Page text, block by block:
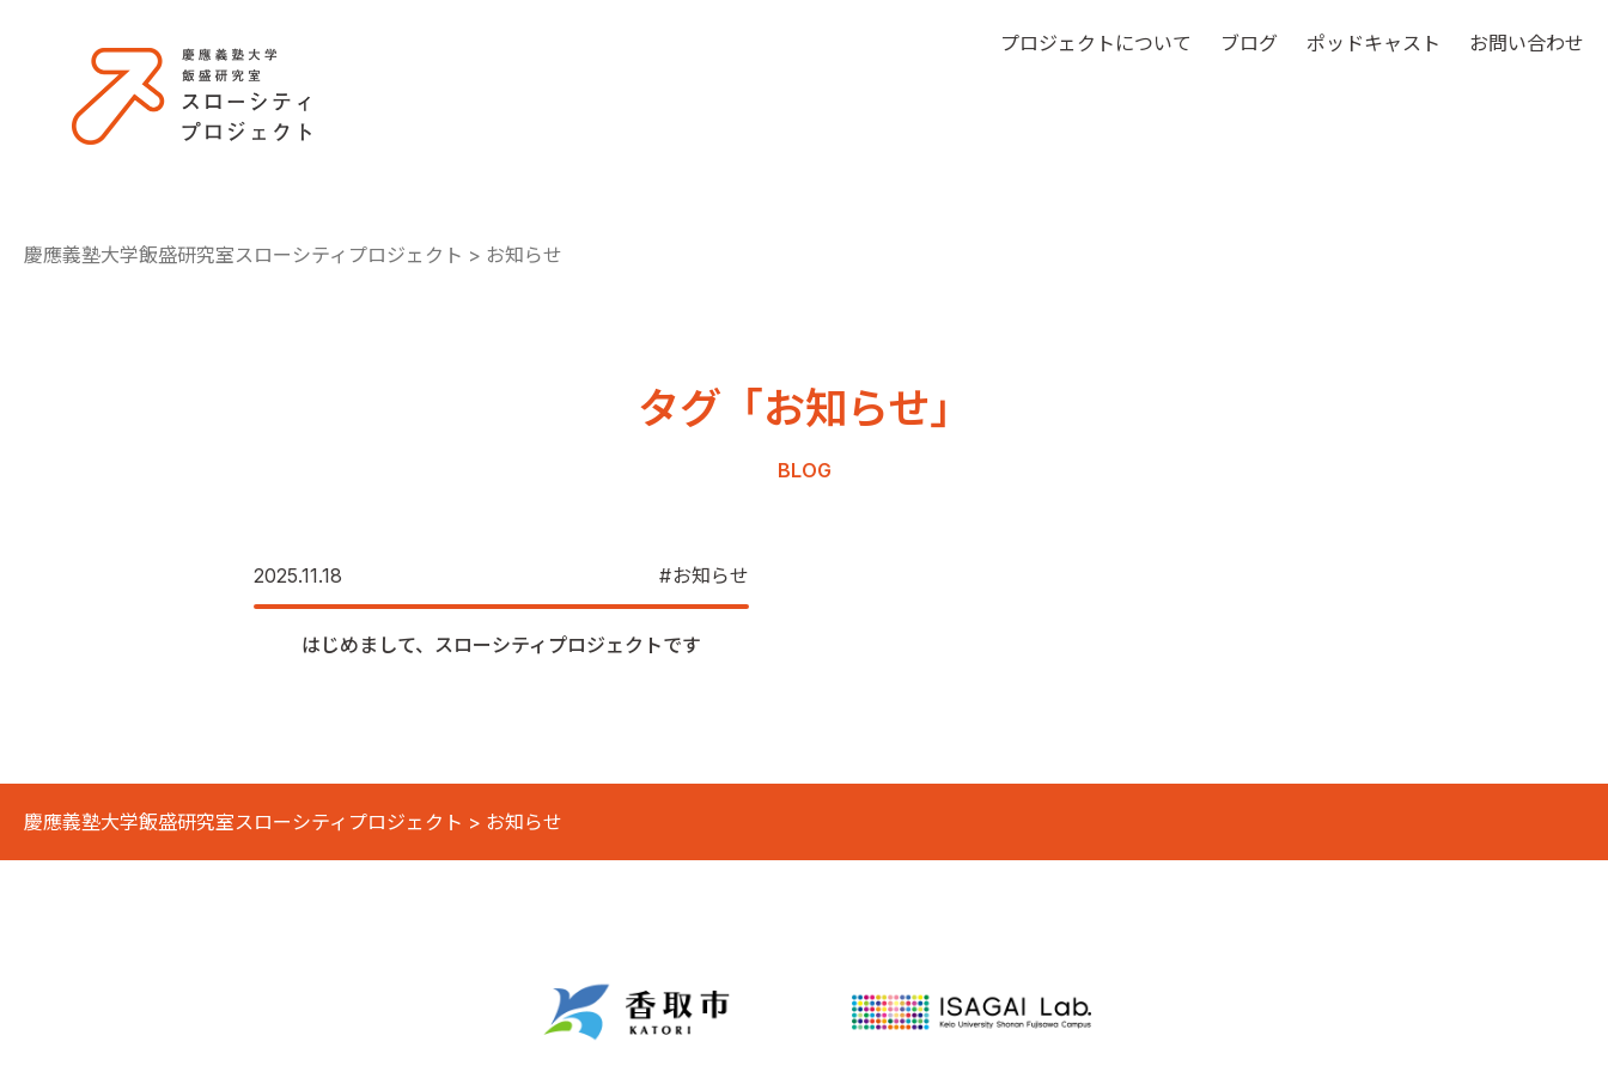
プロジェクトについて ブログ ポッドキャスト お問い合わせ
慶應義塾大学飯盛研究室スローシティプロジェクト > お知らせ
タグ「お知らせ」
BLOG
2025.11.18 お知らせ
はじめまして、スローシティプロジェクトです
慶應義塾大学飯盛研究室スローシティプロジェクト > お知らせ